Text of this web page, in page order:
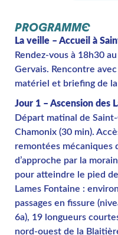
PROGRAMME
La veille – Accueil à
Rendez-vous à 18h30
Gervais. Rencontre
matériel et briefing de
Jour 1 – Ascension des
Départ matinal de
Chamonix (30 min).
remontées mécaniques
d’approche par la
pour atteindre le pied
Lames Fontaine :
passages en fissure
6a), 19 longueurs
nord-ouest de la